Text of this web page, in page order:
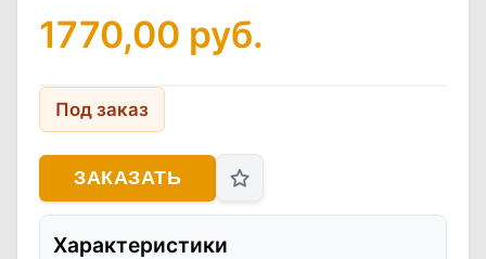
1770,00 руб.
Под заказ
ЗАКАЗАТЬ
Характеристики